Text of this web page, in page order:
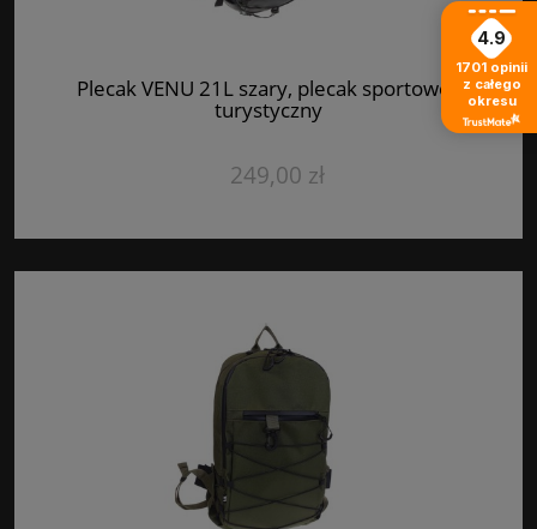
Plecak VENU 21L szary, plecak sportowo -
turystyczny
249,00 zł
4.9
1701 opinii
z całego
okresu